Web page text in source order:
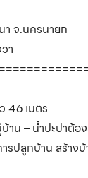
า จ.นครนายก
า
46 เมตร
น – น้ำปะปาต้อง
รปลูกบ้าน สร้าง